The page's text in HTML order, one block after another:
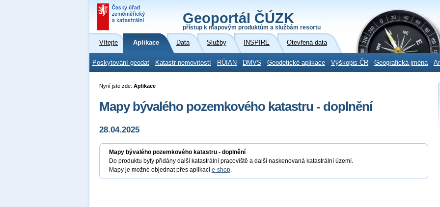
Geoportál ČÚZK
přístup k mapovým produktům a službám resortu
Vítejte Aplikace Data Služby INSPIRE Otevřená data
Poskytování geodat Katastr nemovitostí RÚIAN DMVS Geodetické aplikace Výškopis ČR Geografická jména
Nyní jste zde: Aplikace
Mapy bývalého pozemkového katastru - doplnění
28.04.2025
Mapy bývalého pozemkového katastru - doplnění
Do produktu byly přidány další katastrální pracoviště a další naskenovaná katastrální území.
Mapy je možné objednat přes aplikaci e-shop.